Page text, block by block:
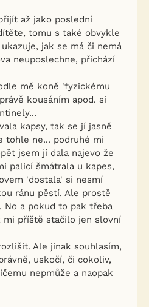
až jako poslední
tomu s také obvykle
jak se má či nemá
neuposlechne, přichází
mě koně 'fyzickému
kousáním apod. si
kapsy, tak se jí jasně
tohle ne... podruhé mi
jsem jí dala najevo že
palicí šmátrala u kapes,
'dostala' si nesmí
ránu pěstí. Ale prostě
No a pokud to pak třeba
mi příště stačilo jen slovní
Ale jinak souhlasím,
uskočí, či cokoliv,
nepmůže a naopak